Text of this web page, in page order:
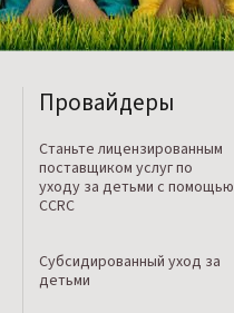
Провайдеры
Станьте лицензированным
поставщиком услуг по
уходу за детьми с помощью
CCRC
Субсидированный уход за
детьми